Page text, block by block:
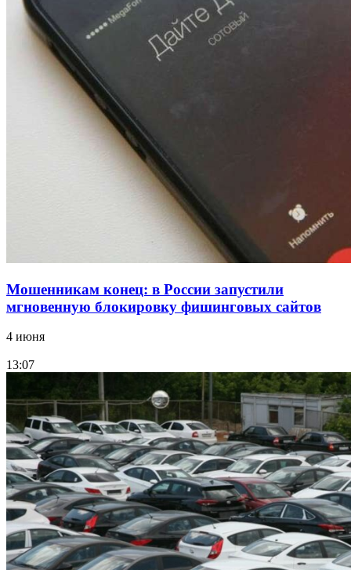
12:39
Сладкий праздник в Волгограде: в Центральном
парке прошёл фестиваль „Арбузный переполох“
Волгоградские компании нарастили экспорт:
заключены контракты на 3,6 млн долларов
Мошенникам конец: в России запустили
мгновенную блокировку фишинговых сайтов
4 июня
13:07